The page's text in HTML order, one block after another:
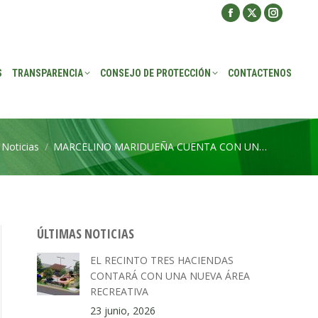
Facebook
in
X
in
in
TRANSPARENCIA CONSEJO DE PROTECCIÓN CONTACTENOS
Noticias MARCELINO MARIDUEÑA CUENTA CON UN…
ÚLTIMAS NOTICIAS
EL RECINTO TRES HACIENDAS
CONTARÁ CON UNA NUEVA ÁREA
RECREATIVA
23 junio, 2026